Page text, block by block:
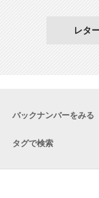
レタ
バックナンバーをみる
タグで検索